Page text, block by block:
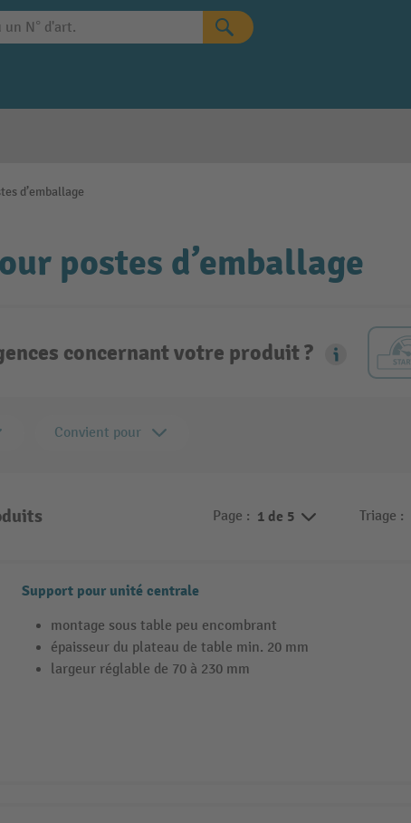
d’emballage
postes d’emballage
concernant votre produit ?
Convient pour
Page : 1 de 5 Triage :
Support pour unité centrale
montage sous table peu encombrant
épaisseur du plateau de table min. 20 mm
largeur réglable de 70 à 230 mm